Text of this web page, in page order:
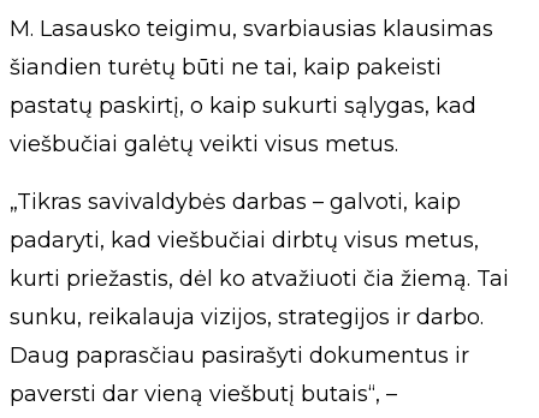
M. Lasausko teigimu, svarbiausias klausimas
šiandien turėtų būti ne tai, kaip pakeisti
pastatų paskirtį, o kaip sukurti sąlygas, kad
viešbučiai galėtų veikti visus metus.
„Tikras savivaldybės darbas – galvoti, kaip
padaryti, kad viešbučiai dirbtų visus metus,
kurti priežastis, dėl ko atvažiuoti čia žiemą. Tai
sunku, reikalauja vizijos, strategijos ir darbo.
Daug paprasčiau pasirašyti dokumentus ir
paversti dar vieną viešbutį butais“, –